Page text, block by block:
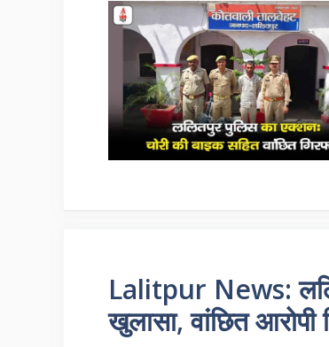
Lalitpur News:
खुलासा, वांछित आरोपी